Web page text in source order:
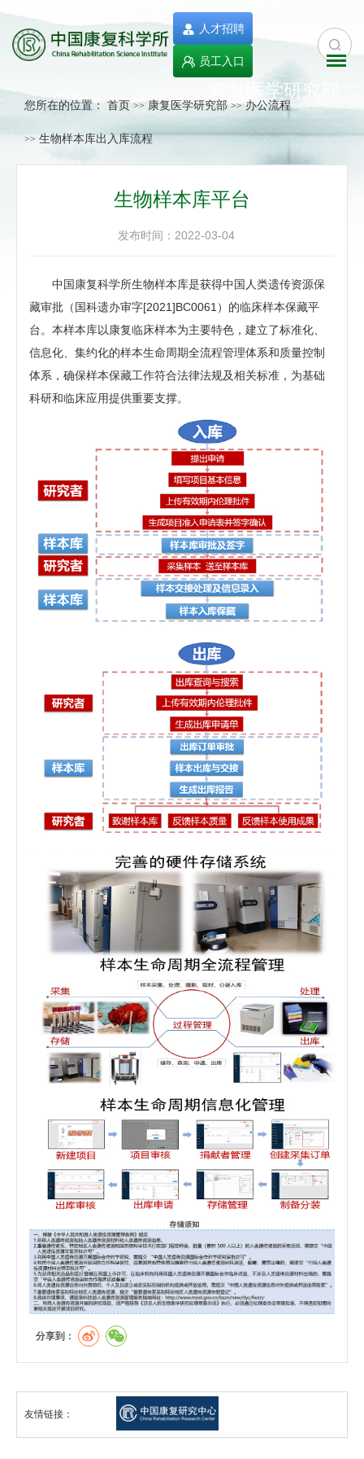
康复医学研究部
人才招聘
员工入口
您所在的位置： 首页 >> 康复医学研究部 >> 办公流程
>> 生物样本库出入库流程
生物样本库平台
发布时间：2022-03-04
中国康复科学所生物样本库是获得中国人类遗传资源保
藏审批（国科遗办审字[2021]BC0061）的临床样本保藏平
台。本样本库以康复临床样本为主要特色，建立了标准化、
信息化、集约化的样本生命周期全流程管理体系和质量控制
体系，确保样本保藏工作符合法律法规及相关标准，为基础
科研和临床应用提供重要支撑。
分享到：
友情链接：